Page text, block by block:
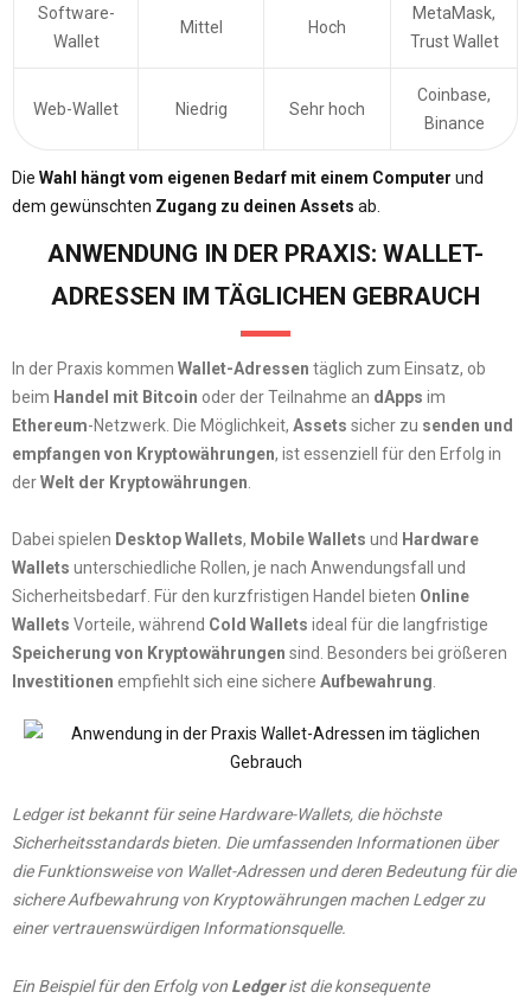
Software-
Wallet
Mittel Hoch
MetaMask,
Trust Wallet
Web-Wallet Niedrig Sehr hoch
Coinbase,
Binance
Die Wahl hängt vom eigenen Bedarf mit einem Computer und
dem gewünschten Zugang zu deinen Assets ab.
ANWENDUNG IN DER PRAXIS: WALLET-
ADRESSEN IM TÄGLICHEN GEBRAUCH
In der Praxis kommen Wallet-Adressen täglich zum Einsatz, ob
beim Handel mit Bitcoin oder der Teilnahme an dApps im
Ethereum-Netzwerk. Die Möglichkeit, Assets sicher zu senden und
empfangen von Kryptowährungen, ist essenziell für den Erfolg in
derWelt der Kryptowährungen
Dabei spielen Desktop Wallets, Mobile Wallets und Hardware
Wallets unterschiedliche Rollen, je nach Anwendungsfall und
Sicherheitsbedarf. Für den kurzfristigen Handel bieten Online
Wallets Vorteile, während Cold Wallets ideal für die langfristige
Speicherung von Kryptowährungen sind. Besonders bei größeren
Investitionen empfiehlt sich eine sichere Aufbewahrung
Ledger ist bekannt für seine Hardware-Wallets, die höchste
Sicherheitsstandards bieten. Die umfassenden Informationen über
die Funktionsweise von Wallet-Adressen und deren Bedeutung für die
sichere Aufbewahrung von Kryptowährungen machen Ledger zu
einer vertrauenswürdigen Informationsquelle.
Ein Beispiel für den Erfolg von Ledgerist die konsequente